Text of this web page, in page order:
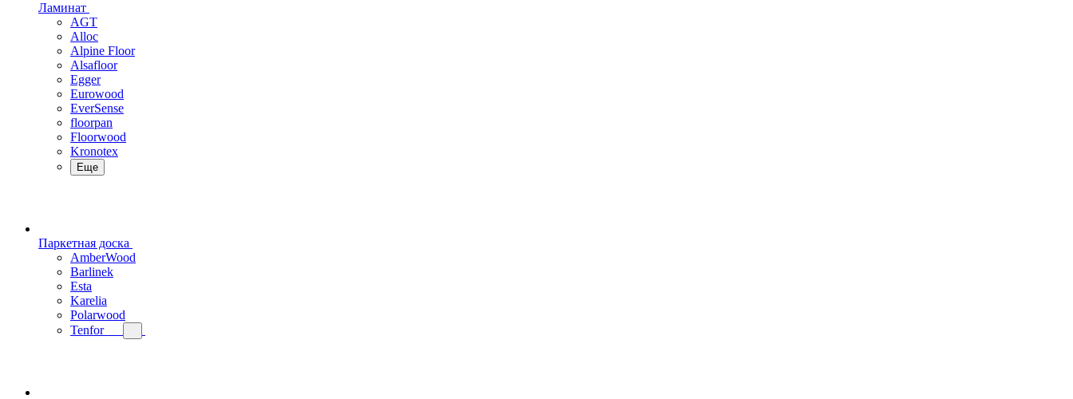
Ламинат
AGT
Alloc
Alpine Floor
Alsafloor
Egger
Eurowood
EverSense
floorpan
Floorwood
Kronotex
Еще
Паркетная доска
AmberWood
Barlinek
Esta
Karelia
Polarwood
Tenfor